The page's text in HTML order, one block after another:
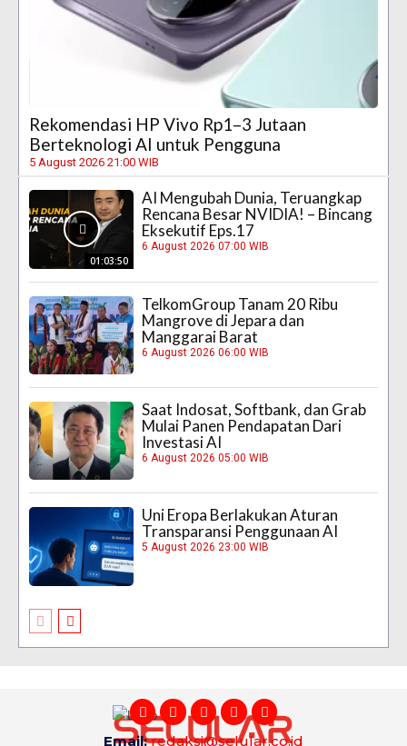
Rekomendasi HP Vivo Rp1–3 Jutaan
Berteknologi AI untuk Pengguna
5 August 2026 21:00 WIB
01:03:50
AI Mengubah Dunia, Teruangkap
Rencana Besar NVIDIA! – Bincang
Eksekutif Eps.17
6 August 2026 07:00 WIB
TelkomGroup Tanam 20 Ribu
Mangrove di Jepara dan
Manggarai Barat
6 August 2026 06:00 WIB
Saat Indosat, Softbank, dan Grab
Mulai Panen Pendapatan Dari
Investasi AI
6 August 2026 05:00 WIB
Uni Eropa Berlakukan Aturan
Transparansi Penggunaan AI
5 August 2026 23:00 WIB
Email:redaksi@selular.co.id